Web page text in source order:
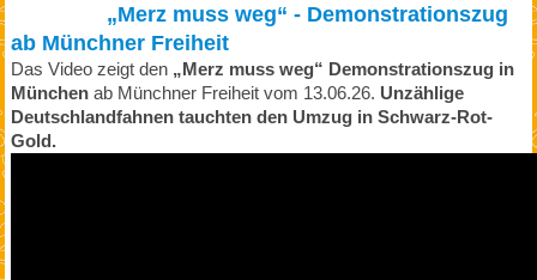
„Merz muss weg“ - Demonstrationszug
ab Münchner Freiheit
Das Video zeigt den „Merz muss weg“ Demonstrationszug in
Münchenab Münchner Freiheit vom 13.06.26. Unzählige
Deutschlandfahnen tauchten den Umzug in Schwarz-Rot-
Gold.